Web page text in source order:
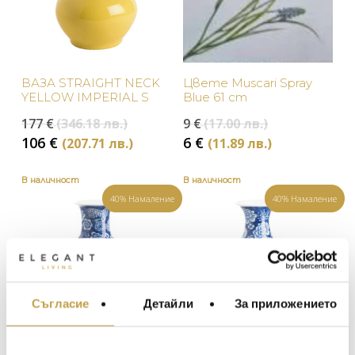
Съгласие Детайли За приложението
ВАЗА STRAIGHT NECK
YELLOW IMPERIAL S
177€(346.18 лв.)Original
price
(346.18
лв.).
106 € (207.71 лв.)Текущата
106 €
(207.71
Цвете Muscari Spray
Blue 61 cm
9€(17.00 лв.)Original
price
(17.00
лв.).
6 € (11.89 лв.)Текущата
6 €
(11.89
лв.).
В наличност
40% Намаление
В наличност
40% Намаление
МЕБЕЛИ ЗА ДОМА И